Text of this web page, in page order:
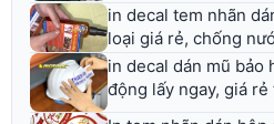
in decal tem nhãn
loại giá rẻ, chống
in decal dán mũ bảo
động lấy ngay, giá rẻ